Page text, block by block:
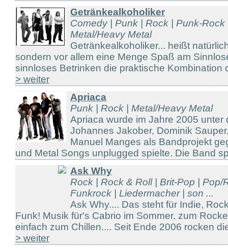
Getränkealkoholiker
Comedy | Punk | Rock | Punk-
Metal/Heavy Metal
Getränkealkoholiker... heißt
sondern vor allem eine Menge Spaß am
sinnloses Betrinken die praktische Kombination
> weiter
Apriaca
Punk | Rock | Metal/Heavy Metal
Apriaca wurde im Jahre 2005 unter
Johannes Jakober, Dominik
Manuel Manges als Bandprojekt
und Metal Songs unplugged spielte. Die Band
Ask Why
Rock | Rock & Roll | Brit-Pop |
Funkrock | Liedermacher | son ...
Ask Why.... Das steht für Indie,
Funk! Musik für's Cabrio im Sommer, zum
einfach zum Chillen.... Seit Ende 2006 rocken
> weiter